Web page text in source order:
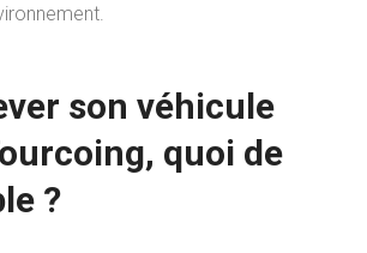
son véhicule
quoi de
?